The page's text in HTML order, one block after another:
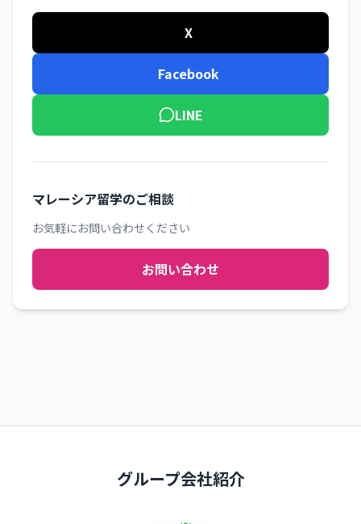
X
Facebook
LINE
マレーシア留学のご相談
お気軽にお問い合わせください
お問い合わせ
グループ会社紹介